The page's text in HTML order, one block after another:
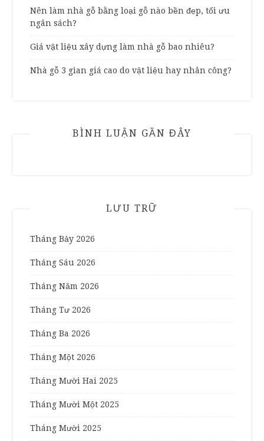
Nên làm nhà gỗ bằng loại gỗ nào bền đẹp, tối ưu
ngân sách?
Giá vật liệu xây dựng làm nhà gỗ bao nhiêu?
Nhà gỗ 3 gian giá cao do vật liệu hay nhân công?
BÌNH LUẬN GẦN ĐÂY
LƯU TRỮ
Tháng Bảy 2026
Tháng Sáu 2026
Tháng Năm 2026
Tháng Tư 2026
Tháng Ba 2026
Tháng Một 2026
Tháng Mười Hai 2025
Tháng Mười Một 2025
Tháng Mười 2025